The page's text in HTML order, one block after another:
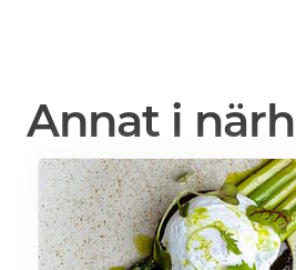
Annat i